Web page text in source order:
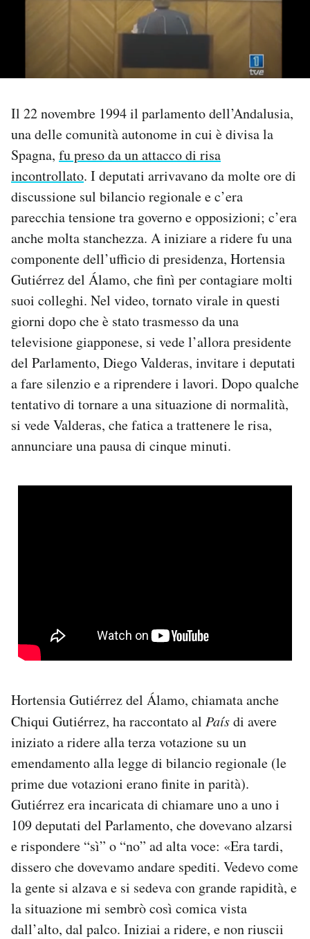
I MIEI PREFERITI
SHOP
AREA PERSONALE
Area Personale
Newsletter
Notifiche mobile
Regala il Post
Hai bisogno di aiuto?
Il 22 novembre 1994 il parlamento dell’Andalusia,
una delle comunità autonome in cui è divisa la
Spagna, fu preso da un attacco di risa
incontrollato. I deputati arrivavano da molte ore di
discussione sul bilancio regionale e c’era
parecchia tensione tra governo e opposizioni; c’era
anche molta stanchezza. A iniziare a ridere fu una
componente dell’ufficio di presidenza, Hortensia
Gutiérrez del Álamo, che finì per contagiare molti
suoi colleghi. Nel video, tornato virale in questi
giorni dopo che è stato trasmesso da una
televisione giapponese, si vede l’allora presidente
del Parlamento, Diego Valderas, invitare i deputati
a fare silenzio e a riprendere i lavori. Dopo qualche
tentativo di tornare a una situazione di normalità,
si vede Valderas, che fatica a trattenere le risa,
annunciare una pausa di cinque minuti.
Hortensia Gutiérrez del Álamo, chiamata anche
Chiqui Gutiérrez, ha raccontato al Paísdi avere
iniziato a ridere alla terza votazione su un
emendamento alla legge di bilancio regionale (le
prime due votazioni erano finite in parità).
Gutiérrez era incaricata di chiamare uno a uno i
109 deputati del Parlamento, che dovevano alzarsi
e rispondere “sì” o “no” ad alta voce: «Era tardi,
dissero che dovevamo andare spediti. Vedevo come
la gente si alzava e si sedeva con grande rapidità, e
la situazione mi sembrò così comica vista
dall’alto, dal palco. Iniziai a ridere, e non riuscii